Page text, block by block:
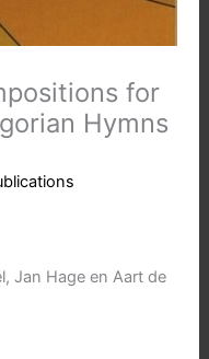
for
Hymns
Jan Hage en Aart de